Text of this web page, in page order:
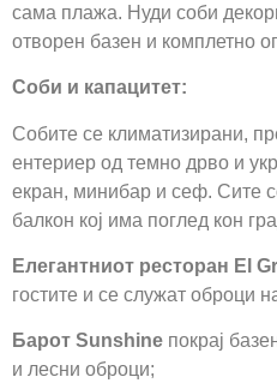
сама плажа. Нуди соби
отворен базен и комплетно
Соби и капацитет:
Собите се климатизирани,
ентериер од темно дрво и
екран, минибар и сеф. Сите
балкон кој има поглед кон
Елегантниот ресторан El
гостите и се служат оброци
Барот Sunshine покрај
и лесни оброци;